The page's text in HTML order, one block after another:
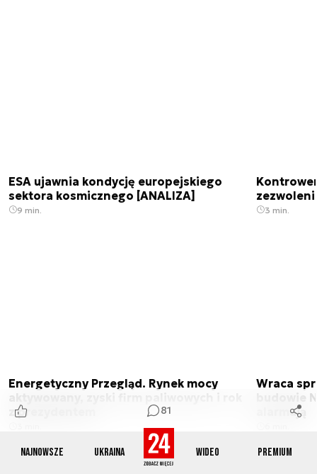
Najnowsze Ukraina Wideo Premium
81
ESA ujawnia kondycję europejskiego
sektora kosmicznego [ANALIZA]
9 min. 3 min.
Energetyczny Przegląd. Rynek mocy
aktywowany, zyski firm paliwowych i rok
z prezydentem
Wraca
budowie
alarmują